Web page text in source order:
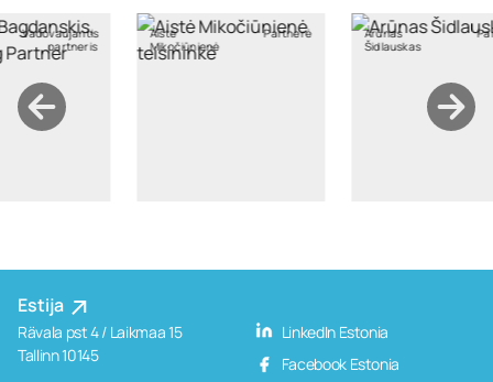
Partnerė
Arūnas
Šidlauskas
Partneris
Asta
Macijauskienė
Estija
Rävala pst 4 / Laikmaa 15
Tallinn 10145
LinkedIn Estonia
Facebook Estonia